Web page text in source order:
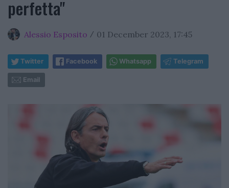
perfetta"
Alessio Esposito / 01 December 2023, 17:45
Twitter Facebook Whatsapp Telegram
Email